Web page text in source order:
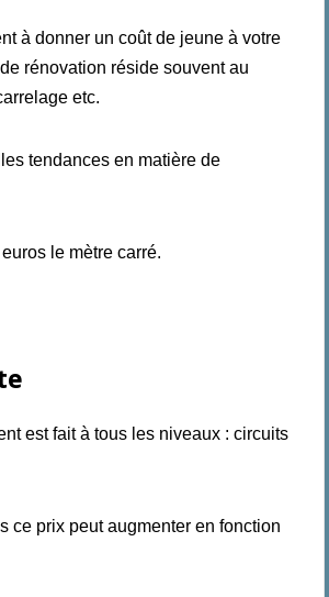
à donner un coût de jeune à votre
rénovation réside souvent au
e etc.
tendances en matière de
le mètre carré.
est faità tous les niveaux : circuits
ce prix peut augmenter en fonction